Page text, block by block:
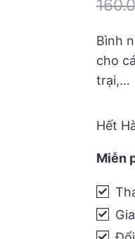
out
Bình
cho
trại,…
Hết
Miễn